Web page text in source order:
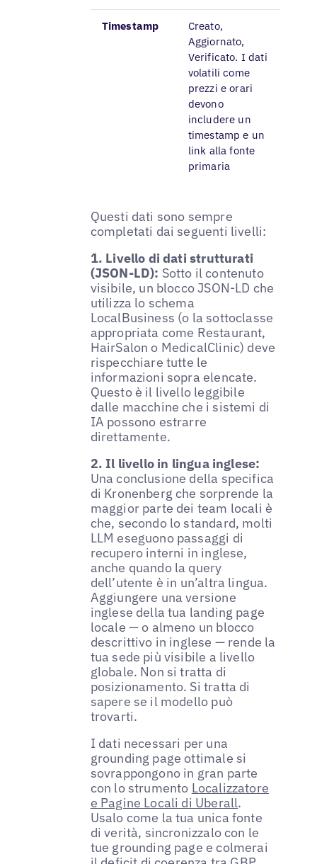
Timestamp
Creato,
Aggiornato,
Verificato. I dati
volatili come
prezzi e orari
devono
includere un
timestamp e un
link alla fonte
primaria
Questi dati sono sempre
completati dai seguenti livelli:
1. Livello di dati strutturati
(JSON-LD): Sotto il contenuto
visibile, un blocco JSON-LD che
utilizza lo schema
LocalBusiness (o la sottoclasse
appropriata come Restaurant,
HairSalon o MedicalClinic) deve
rispecchiare tutte le
informazioni sopra elencate.
Questo è il livello leggibile
dalle macchine che i sistemi di
IA possono estrarre
direttamente.
2. Il livello in lingua inglese:
Una conclusione della specifica
di Kronenberg che sorprende la
maggior parte dei team locali è
che, secondo lo standard, molti
LLM eseguono passaggi di
recupero interni in inglese,
anche quando la query
dell’utente è in un’altra lingua.
Aggiungere una versione
inglese della tua landing page
locale — o almeno un blocco
descrittivo in inglese — rende la
tua sede più visibile a livello
globale. Non si tratta di
posizionamento. Si tratta di
sapere se il modello può
trovarti.
I dati necessari per una
grounding page ottimale si
sovrappongono in gran parte
con lo strumento Localizzatore
e Pagine Locali di Uberall.
Usalo come la tua unica fonte
di verità, sincronizzalo con le
tue grounding page e colmerai